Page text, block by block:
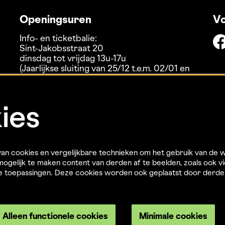
Openingsuren
Info- en ticketbalie:
Sint-Jakobsstraat 20
dinsdag tot vrijdag 13u-17u
(Jaarlijkse sluiting van 25/12 t.e.m. 02/01 en
cookies en vergelijkbare technieken om het gebruik van de
te maken content van derden af te beelden, zoals ook
toepassingen. Deze cookies worden ook geplaatst door
Alleen functionele cookies Minimale cookies